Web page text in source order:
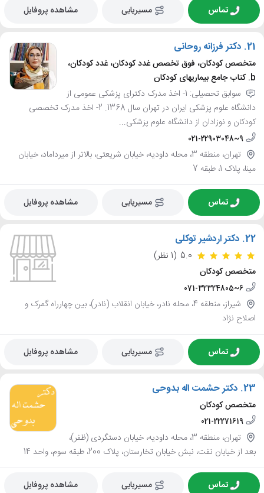
تماس مسیریابی مشاهده پروفایل
21. دکتر فرزانه روحانی
متخصص کودکان، فوق تخصص غدد کودکان، غدد کودکان،
b. کتاب جامع بیماریهای کودکان
سوابق تحصیلی: 1- اخذ مدرک دکترای پزشکی عمومی از
دانشگاه علوم پزشکی ایران در تهران سال 1368. 2- اخذ مدرک تخصصی
کودکان و نوزادان از دانشگاه علوم پزشکی...
021-22903048~9
تهران، منطقه 3، محله داودیه، خیابان شریعتی، بالاتر از میرداماد، خیابان
مینا، پلاک 1، طبقه 7
تماس مسیریابی مشاهده پروفایل
22. دکتر اردشیر توکلی
5.0 (1 نظر)
متخصص کودکان
071-32324805~6
شیراز، منطقه 4، محله نادر، خیابان انقلاب (نادر)، بین چهارراه گمرک و
اصلاح نژاد
تماس مسیریابی مشاهده پروفایل
23. دکتر حشمت اله بدوحی
متخصص کودکان
021-22271619
تهران، منطقه 3، محله داودیه، خیابان دستگردی (ظفر)،
بعد از خیابان نفت، نبش خیابان تخارستان، پلاک 200، طبقه سوم، واحد 14
تماس مسیریابی مشاهده پروفایل